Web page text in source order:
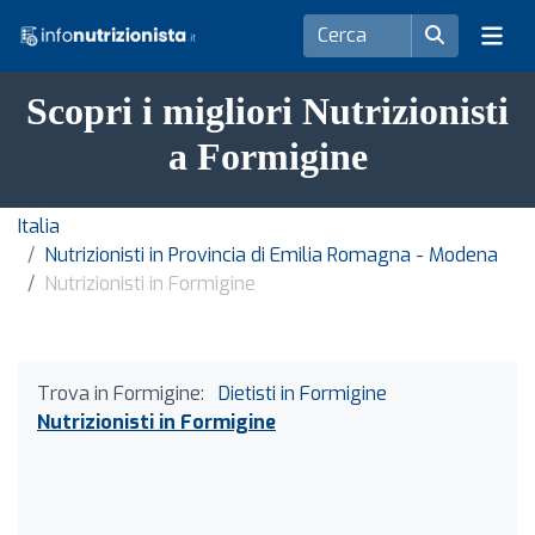
Scopri i migliori Nutrizionisti
a Formigine
Italia
Nutrizionisti in Provincia di Emilia Romagna - Modena
Nutrizionisti in Formigine
Trova in Formigine:
Dietisti in Formigine
Nutrizionisti in Formigine